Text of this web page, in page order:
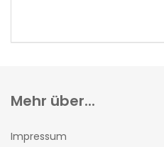
EIN.
Mehr über...
Impressum